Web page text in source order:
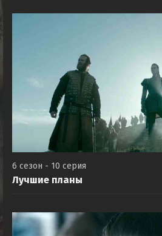
6 сезон - 10 серия
Лучшие планы